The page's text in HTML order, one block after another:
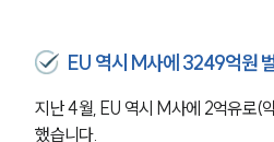
EU 역시 M사에 3249억원
지난 4월, EU 역시 M사에 2억유로(
했습니다.